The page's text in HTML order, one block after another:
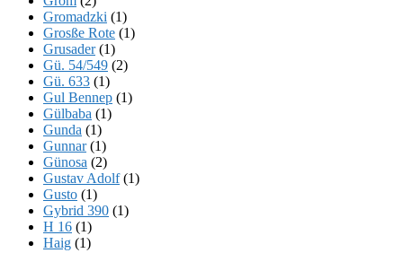
Gromadzki (1)
Grosße Rote (1)
Grusader(1)
Gü. 54/549 (2)
Gü. 633 (1)
Gul Bennep (1)
Gülbaba (1)
Gunda (1)
Gunnar(1)
Günosa (2)
Gustav Adolf(1)
Gusto (1)
Gybrid 390 (1)
H 16 (1)
Haig (1)